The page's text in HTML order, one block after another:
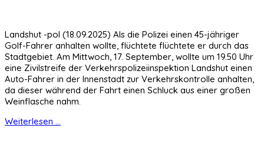
Landshut -pol (18.09.2025) Als die Polizei einen 45-jähriger
Golf-Fahrer anhalten wollte, flüchtete flüchtete er durch das
Stadtgebiet. Am Mittwoch, 17. September, wollte um 19.50 Uhr
eine Zivilstreife der Verkehrspolizeiinspektion Landshut einen
Auto-Fahrer in der Innenstadt zur Verkehrskontrolle anhalten,
da dieser während der Fahrt einen Schluck aus einer großen
Weinflasche nahm.
Weiterlesen ...